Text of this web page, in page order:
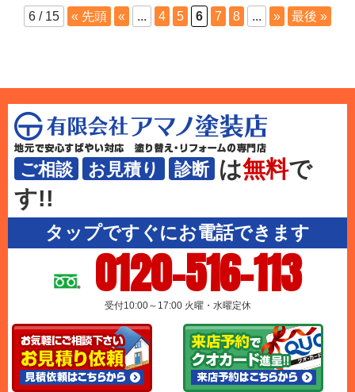
6 / 15 « 先頭 « ... 4 5 6 7 8 ... » 最後 »
ご相談 お見積り 診断 は無料で
す!!
タップですぐにお電話できます
0120-516-113
受付10:00～17:00 火曜・水曜定休